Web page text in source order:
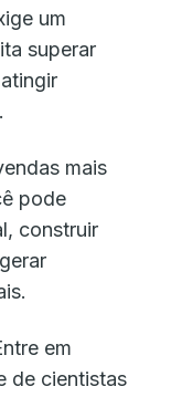
um
superar
mais
pode
construir
em
de cientistas